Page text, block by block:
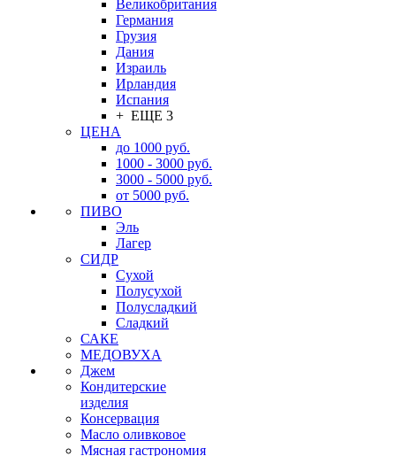
Великобритания
Германия
Грузия
Дания
Израиль
Ирландия
Испания
+ ЕЩЕ 3
ЦЕНА
до 1000 руб.
1000 - 3000 руб.
3000 - 5000 руб.
от 5000 руб.
ПИВО
Эль
Лагер
СИДР
Сухой
Полусухой
Полусладкий
Сладкий
САКЕ
МЕДОВУХА
Джем
Кондитерские
изделия
Консервация
Масло оливковое
Мясная гастрономия